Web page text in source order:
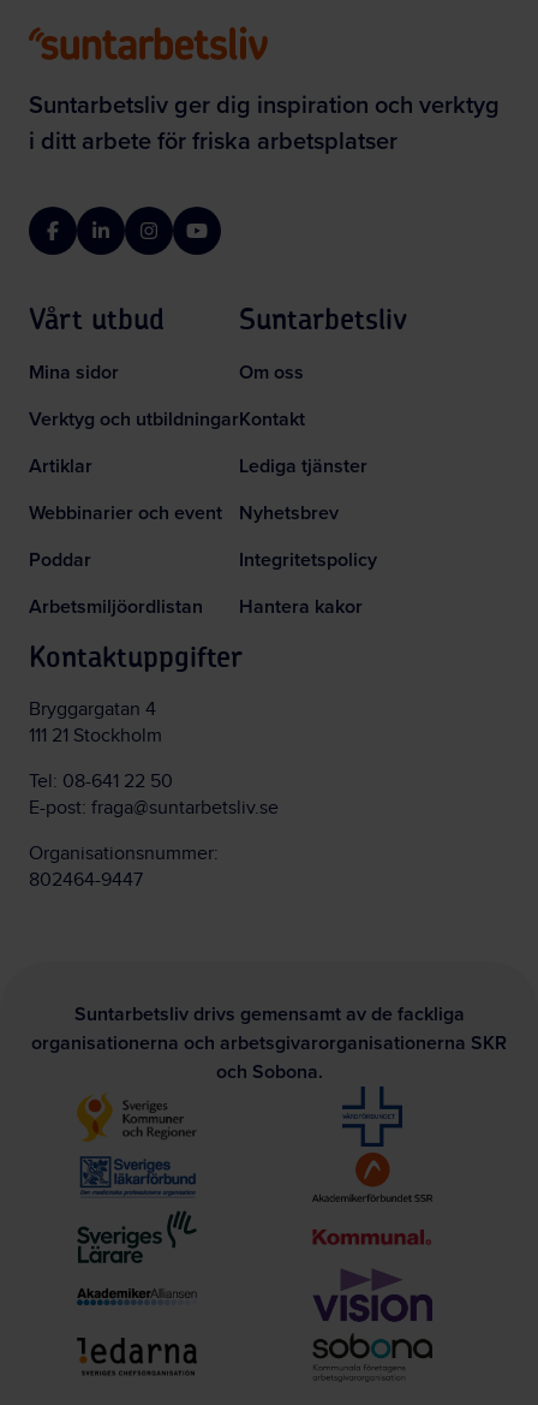
Suntarbetsliv ger dig inspiration och verktyg
i ditt arbete för friska arbetsplatser
FacebookLinkedInInstagramYouTube
Vårt utbud
Mina sidor
Verktyg och utbildningar
Artiklar
Webbinarier och event
Poddar
Arbetsmiljöordlistan
Suntarbetsliv
Om oss
Kontakt
Lediga tjänster
Nyhetsbrev
Integritetspolicy
Hantera kakor
Kontaktuppgifter
Bryggargatan 4
111 21 Stockholm
Tel: 08-641 22 50
E-post: fraga@suntarbetsliv.se
Organisationsnummer:
802464-9447
Suntarbetsliv drivs gemensamt av de fackliga
organisationerna och arbetsgivarorganisationerna SKR
och Sobona.